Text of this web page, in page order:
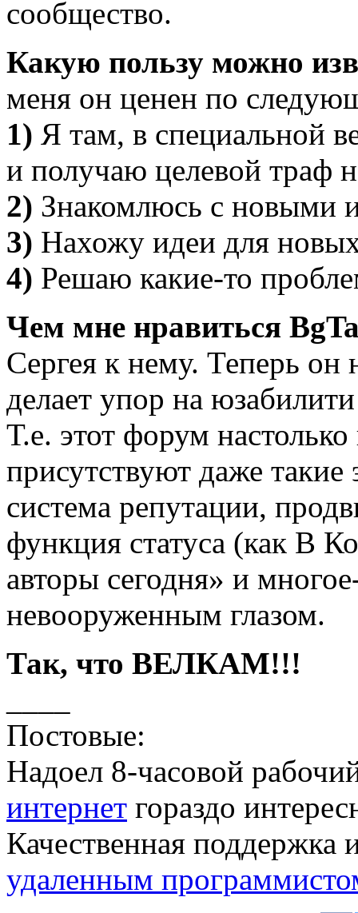
сообщество.
Какую пользу можно
меня он ценен по
1) Я там, в специальной
и получаю целевой траф
2) Знакомлюсь с новыми
3) Нахожу идеи для
4) Решаю какие-то
Чем мне нравиться
Сергея к нему. Теперь он
делает упор на
Т.е. этот форум
присутствуют даже
система репутации,
функция статуса (как В
авторы сегодня» и
невооруженным глазом.
Так, что ВЕЛКАМ!!!
Постовые:
Надоел 8-часовой
интернет гораздо
Качественная поддержка
удаленным